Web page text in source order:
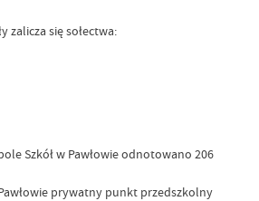
zalicza się sołectwa:
Szkół w Pawłowie odnotowano 206
prywatny punkt przedszkolny